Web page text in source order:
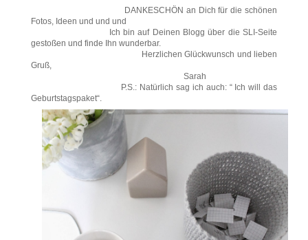
DANKESCHÖN an Dich für die schönen
Fotos, Ideen und und und
Ich bin auf Deinen Blogg über die SLI-Seite
gestoßen und finde Ihn wunderbar.
Herzlichen Glückwunsch und lieben
Gruß,
Sarah
P.S.: Natürlich sag ich auch: “ Ich will das
Geburtstagspaket“.